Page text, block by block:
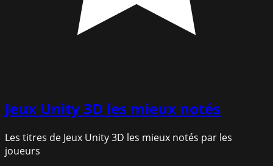
Jeux Unity 3D les mieux notés
Les titres de Jeux Unity 3D les mieux notés par les
joueurs